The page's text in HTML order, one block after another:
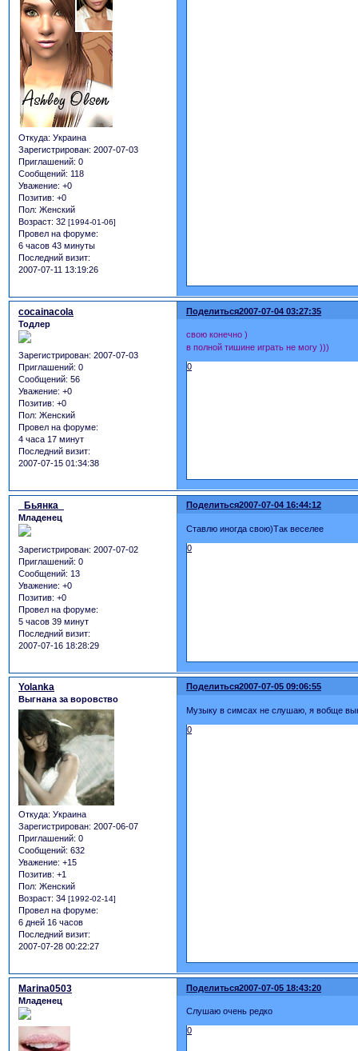
Откуда: Украина
Зарегистрирован: 2007-07-03
Приглашений: 0
Сообщений: 118
Уважение: +0
Позитив: +0
Пол: Женский
Возраст: 32 [1994-01-06]
Провел на форуме:
6 часов 43 минуты
Последний визит:
2007-07-11 13:19:26
Поделиться2007-07-04 03:27:35
cocainacola
Тодлер
Зарегистрирован: 2007-07-03
Приглашений: 0
Сообщений: 56
Уважение: +0
Позитив: +0
Пол: Женский
Провел на форуме:
4 часа 17 минут
Последний визит:
2007-07-15 01:34:38
свою конечно )
в полной тишине играть не могу )))
0
Поделиться2007-07-04 16:44:12
_Бьянка_
Младенец
Зарегистрирован: 2007-07-02
Приглашений: 0
Сообщений: 13
Уважение: +0
Позитив: +0
Провел на форуме:
5 часов 39 минут
Последний визит:
2007-07-16 18:28:29
Ставлю иногда свою)Так веселее
0
Поделиться2007-07-05 09:06:55
Yolanka
Выгнана за воровство
Откуда: Украина
Зарегистрирован: 2007-06-07
Приглашений: 0
Сообщений: 632
Уважение: +15
Позитив: +1
Пол: Женский
Возраст: 34 [1992-02-14]
Провел на форуме:
6 дней 16 часов
Последний визит:
2007-07-28 00:22:27
Музыку в симсах не слушаю, я вобще
0
Поделиться2007-07-05 18:43:20
Marina0503
Младенец
Слушаю очень редко
0